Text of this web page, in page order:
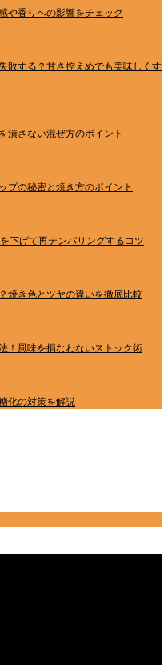
や香りへの影響をチェック
敗する？甘さ控えめでも美味しくす
潰さない混ぜ方のポイント
プの秘密と焼き方のポイント
下げて再テンパリングするコツ
焼き色とツヤの違いを徹底比較
！風味を損なわないストック術
化の対策を解説